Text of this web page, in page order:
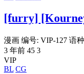
[furry]
漫画 编号: VIP-127 语
3 年前 45 3
VIP
BL CG